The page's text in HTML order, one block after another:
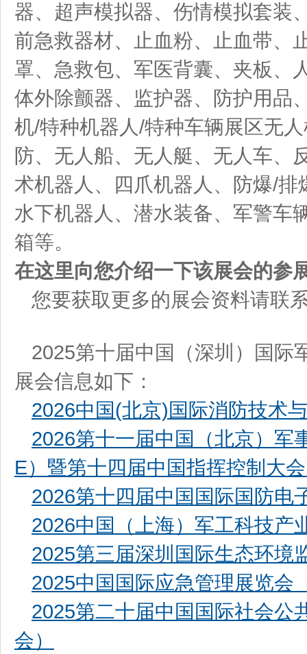
器、超声模拟器、伤情模拟套装
前急救器材、止血粉、止血带、
罩、急救包、军医背囊、夹板、
体外除颤器、监护器、防护用品
机/特种机器人/特种车辆展区无
防、无人船、无人艇、无人车、
术机器人、四爪机器人、防爆/
水下机器人、潜水装备、军警车
箱等。
在这里向您介绍一下该展会的参
您要获取更多的展会资料请联
2025第十届中国（深圳）国际
展会信息如下：
2026中国(北京)国际消防技术
2026第十一届中国（北京）军
E）暨第十四届中国指挥控制大
2026第十四届中国国际国防电
2026中国（上海）军工科技产
2025第三届深圳国际生态环境
2025中国国际应急管理展览会
2025第二十届中国国际社会公
会）